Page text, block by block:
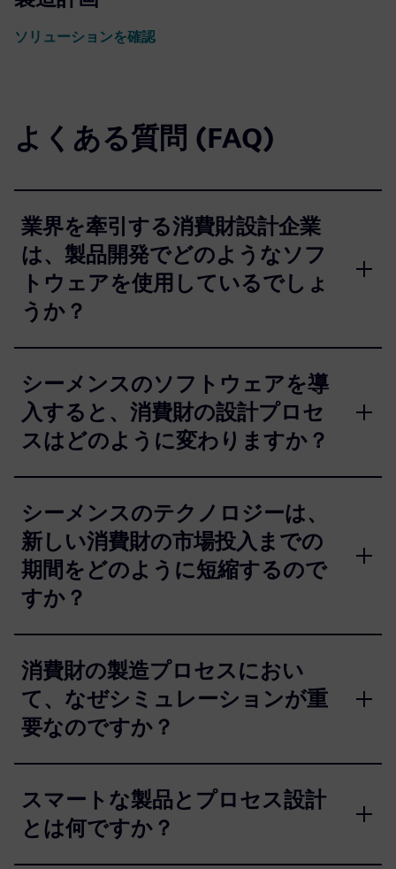
ソリューションを確認
よくある質問 (FAQ)
業界を牽引する消費財設計企業
は、製品開発でどのようなソフ
トウェアを使用しているでしょ
うか？
シーメンスのソフトウェアを導
入すると、消費財の設計プロセ
スはどのように変わりますか？
シーメンスのテクノロジーは、
新しい消費財の市場投入までの
期間をどのように短縮するので
すか？
消費財の製造プロセスにおい
て、なぜシミュレーションが重
要なのですか？
スマートな製品とプロセス設計
とは何ですか？